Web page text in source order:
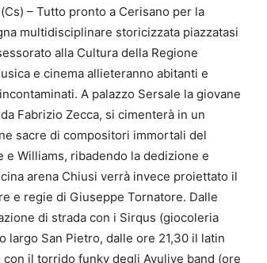
– Tutto pronto a Cerisano per la
multidisciplinare storicizzata piazzatasi
alla Cultura della Regione
e cinema allieteranno abitanti e
A palazzo Sersale la giovane
Fabrizio Zecca, si cimenterà in un
sacre di compositori immortali del
e Williams, ribadendo la dedizione e
arena Chiusi verrà invece proiettato il
e regie di Giuseppe Tornatore. Dalle
di strada con i Sirqus (giocoleria
San Pietro, dalle ore 21,30 il latin
il torrido funky degli Avulive band (ore